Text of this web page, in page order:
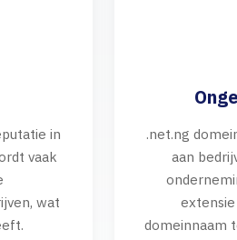
in
vaak
wat
.net.ng
aan
domeinnaam